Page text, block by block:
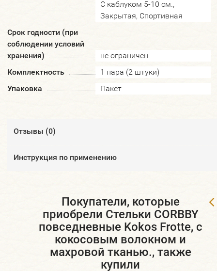
С каблуком 5-10 см.,
Закрытая, Спортивная
Срок годности (при
соблюдении условий
хранения)
не ограничен
Комплектность
1 пара (2 штуки)
Упаковка
Пакет
Отзывы (0)
Инструкция по применению
Покупатели, которые
приобрели Стельки CORBBY
повседневные Kokos Frotte, с
кокосовым волокном и
махровой тканью., также
купили